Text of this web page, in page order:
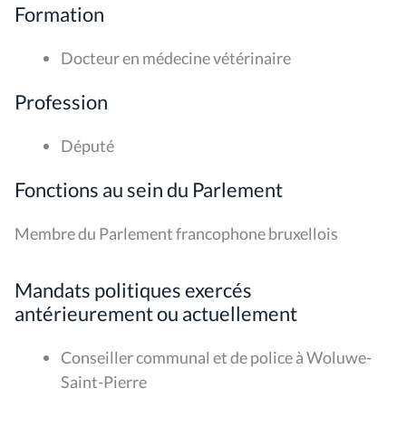
Formation
Docteur en médecine vétérinaire
Profession
Député
Fonctions au sein du Parlement
Membre du Parlement francophone bruxellois
Mandats politiques exercés
antérieurement ou actuellement
Conseiller communal et de police à Woluwe-
Saint-Pierre